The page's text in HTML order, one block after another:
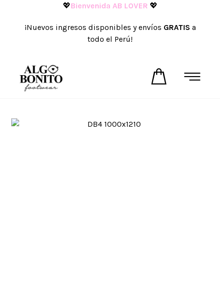
💖Bienvenida AB LOVER 💖
¡Nuevos ingresos disponibles y envíos GRATIS a
todo el Perú!